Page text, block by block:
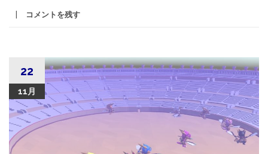
コメントを残す
22
11月